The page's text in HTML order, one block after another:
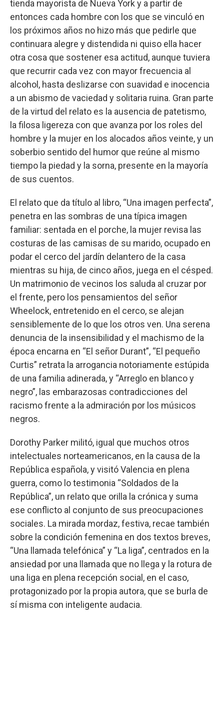
tienda mayorista de Nueva York y a partir de
entonces cada hombre con los que se vinculó en
los próximos años no hizo más que pedirle que
continuara alegre y distendida ni quiso ella hacer
otra cosa que sostener esa actitud, aunque tuviera
que recurrir cada vez con mayor frecuencia al
alcohol, hasta deslizarse con suavidad e inocencia
a un abismo de vaciedad y solitaria ruina. Gran parte
de la virtud del relato es la ausencia de patetismo,
la filosa ligereza con que avanza por los roles del
hombre y la mujer en los alocados años veinte, y un
soberbio sentido del humor que reúne al mismo
tiempo la piedad y la sorna, presente en la mayoría
de sus cuentos.
El relato que da título al libro, “Una imagen perfecta”,
penetra en las sombras de una típica imagen
familiar: sentada en el porche, la mujer revisa las
costuras de las camisas de su marido, ocupado en
podar el cerco del jardín delantero de la casa
mientras su hija, de cinco años, juega en el césped.
Un matrimonio de vecinos los saluda al cruzar por
el frente, pero los pensamientos del señor
Wheelock, entretenido en el cerco, se alejan
sensiblemente de lo que los otros ven. Una serena
denuncia de la insensibilidad y el machismo de la
época encarna en “El señor Durant”, “El pequeño
Curtis” retrata la arrogancia notoriamente estúpida
de una familia adinerada, y “Arreglo en blanco y
negro”, las embarazosas contradicciones del
racismo frente a la admiración por los músicos
negros.
Dorothy Parker militó, igual que muchos otros
intelectuales norteamericanos, en la causa de la
República española, y visitó Valencia en plena
guerra, como lo testimonia “Soldados de la
República”, un relato que orilla la crónica y suma
ese conflicto al conjunto de sus preocupaciones
sociales. La mirada mordaz, festiva, recae también
sobre la condición femenina en dos textos breves,
“Una llamada telefónica” y “La liga”, centrados en la
ansiedad por una llamada que no llega y la rotura de
una liga en plena recepción social, en el caso,
protagonizado por la propia autora, que se burla de
sí misma con inteligente audacia.